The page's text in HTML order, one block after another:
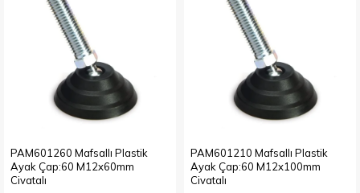
PAM601260 Mafsallı Plastik
Ayak Çap:60 M12x60mm
Civatalı
PAM601210 Mafsallı Plastik
Ayak Çap:60 M12x100mm
Civatalı